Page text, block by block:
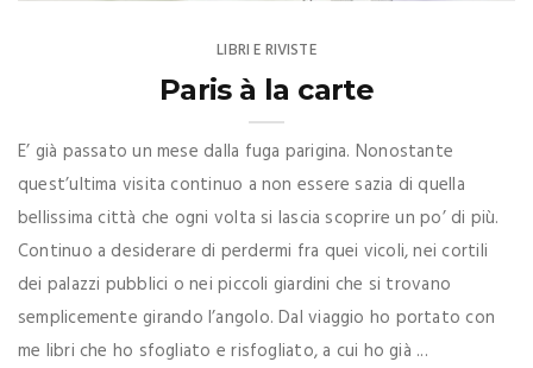
LIBRI E RIVISTE
Paris à la carte
E’ già passato un mese dalla fuga parigina. Nonostante
quest’ultima visita continuo a non essere sazia di quella
bellissima città che ogni volta si lascia scoprire un po’ di più.
Continuo a desiderare di perdermi fra quei vicoli, nei cortili
dei palazzi pubblici o nei piccoli giardini che si trovano
semplicemente girando l’angolo. Dal viaggio ho portato con
me libri che ho sfogliato e risfogliato, a cui ho già ...